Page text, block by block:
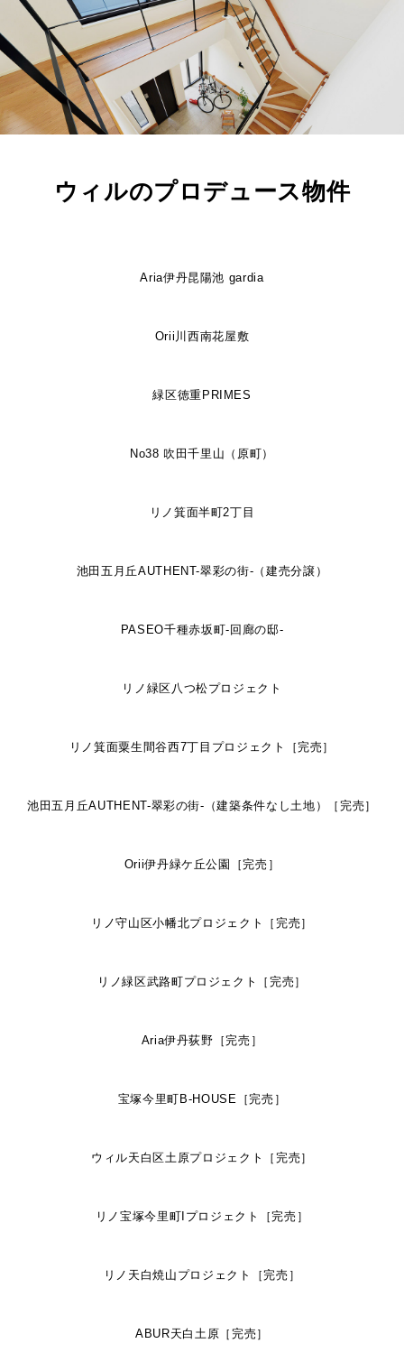
ウィルのプロデュース物件
Aria伊丹昆陽池 gardia
Orii川西南花屋敷
緑区徳重PRIMES
No38 吹田千里山（原町）
リノ箕面半町2丁目
池田五月丘AUTHENT-翠彩の街-（建売分譲）
PASEO千種赤坂町-回廊の邸-
リノ緑区八つ松プロジェクト
リノ箕面粟生間谷西7丁目プロジェクト［完売］
池田五月丘AUTHENT-翠彩の街-（建築条件なし土地）［完売］
Orii伊丹緑ケ丘公園［完売］
リノ守山区小幡北プロジェクト［完売］
リノ緑区武路町プロジェクト［完売］
Aria伊丹荻野［完売］
宝塚今里町B-HOUSE［完売］
ウィル天白区土原プロジェクト［完売］
リノ宝塚今里町Iプロジェクト［完売］
リノ天白焼山プロジェクト［完売］
ABUR天白土原［完売］